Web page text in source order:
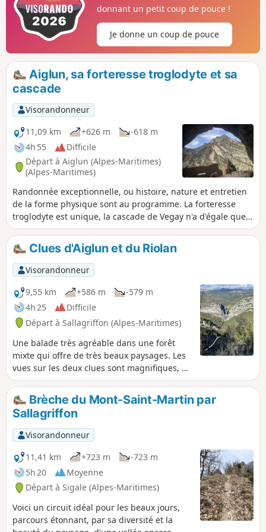
bâti d'Aiglun. L'auberge de par son
positionnement stratégique est un lieu
apprécié à l'issue de cet aller-retour dans
l'Estéron.
donnant un petit coup de pouce !
Je donne un coup de pouce
Aiglun, sa forteresse troglodyte et sa
cascade
Visorandonneur
11,09 km
+626 m
-618 m
4h 55
Difficile
Départ à Aiglun (Alpes-Maritimes)
(Alpes-Maritimes)
Randonnée exceptionnelle, ou histoire, nature et entretien
de la forme physique sont au programme. La forteresse
troglodyte est unique, la cascade de Vegay n'a d'égale que
ses sœurs jumelles islandaises, et la partie défectueuse du
sentier de découverte vous fera travailler votre sens de
l'orientation. La fin de ce tracé est la découverte du très
beau patrimoine bâti d'Aiglun.
Clues d'Aiglun et du Riolan
Visorandonneur
9,55 km
+586 m
-579 m
4h 25
Difficile
Départ à Sallagriffon (Alpes-Maritimes)
Une balade très agréable dans une forêt
mixte qui offre de très beaux paysages. Les
vues sur les deux clues sont magnifiques, en
particulier celle du Riolan. Le tronçon qui
longe la haute vallée de l'Estéron offre un
panorama somptueux et permet de
distinguer au loin les sommets du
Mercantour.
Brèche du Mont-Saint-Martin par
Sallagriffon
Visorandonneur
11,41 km
+723 m
-723 m
5h 20
Moyenne
Départ à Sigale (Alpes-Maritimes)
Voici un circuit idéal pour les beaux jours,
parcours étonnant, par sa diversité et la